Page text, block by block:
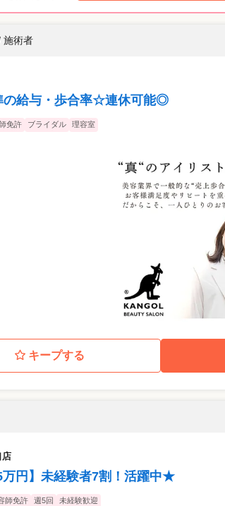
施術者
の給与・歩合率☆連休可能◎
免許 ブライダル 理容室
キープする
店
万円】未経験者7割！活躍中★
師免許 週5回 未経験歓迎